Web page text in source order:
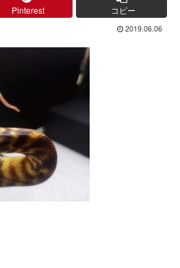
Pinterest コピー
2019.06.06